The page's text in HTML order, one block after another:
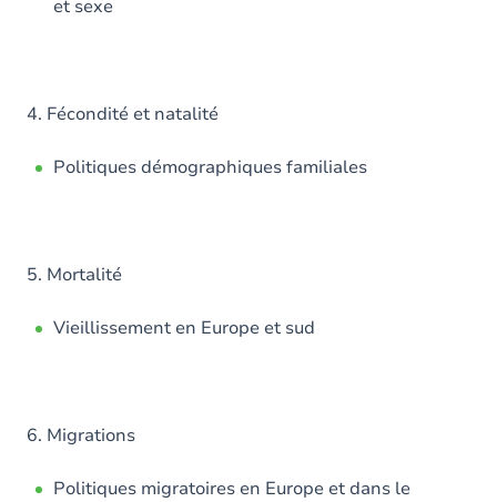
et sexe
4. Fécondité et natalité
Politiques démographiques familiales
5. Mortalité
Vieillissement en Europe et sud
6. Migrations
Politiques migratoires en Europe et dans le